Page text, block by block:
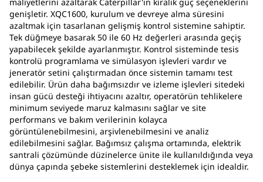
maliyetlerini azaltarak Caterpillar'ın kiralık güç seçeneklerini
genişletir. XQC1600, kurulum ve devreye alma süresini
azaltmak için tasarlanan gelişmiş kontrol sistemine sahiptir.
Tek düğmeye basarak 50 ile 60 Hz değerleri arasında geçiş
yapabilecek şekilde ayarlanmıştır. Kontrol sisteminde tesis
kontrolü programlama ve simülasyon işlevleri vardır ve
jeneratör setini çalıştırmadan önce sistemin tamamı test
edilebilir. Ürün daha bağımsızdır ve izleme işlevleri sitedeki
insan gücü desteği ihtiyacını azaltır, operatörün tehlikelere
minimum seviyede maruz kalmasını sağlar ve site
performans ve bakım verilerinin kolayca
görüntülenebilmesini, arşivlenebilmesini ve analiz
edilebilmesini sağlar. Bağımsız çalışma ortamında, elektrik
santrali çözümünde düzinelerce ünite ile kullanıldığında veya
dünya çapında şebeke sistemlerini desteklemek için idealdir.